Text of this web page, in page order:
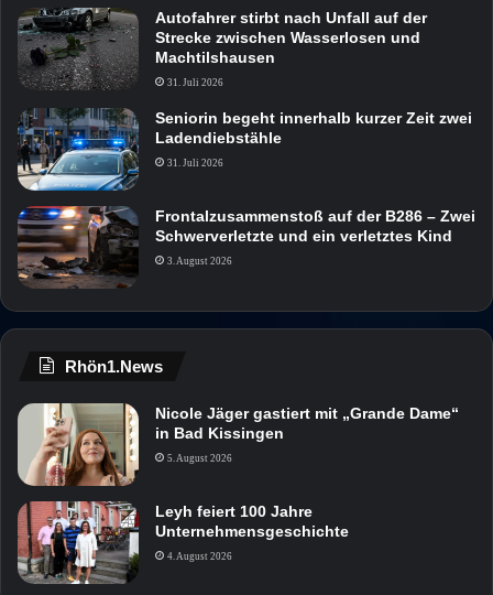
Autofahrer stirbt nach Unfall auf der
Strecke zwischen Wasserlosen und
Machtilshausen
31. Juli 2026
Seniorin begeht innerhalb kurzer Zeit zwei
Ladendiebstähle
31. Juli 2026
Frontalzusammenstoß auf der B286 – Zwei
Schwerverletzte und ein verletztes Kind
3. August 2026
Rhön1.News
Nicole Jäger gastiert mit „Grande Dame“
in Bad Kissingen
5. August 2026
Leyh feiert 100 Jahre
Unternehmensgeschichte
4. August 2026